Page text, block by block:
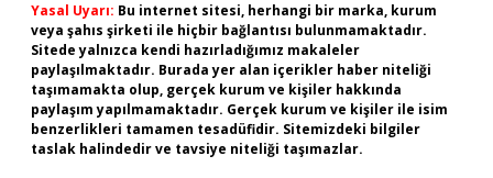
Yasal Uyarı: Bu internet sitesi, herhangi bir marka, kurum
veya şahıs şirketi ile hiçbir bağlantısı bulunmamaktadır.
Sitede yalnızca kendi hazırladığımız makaleler
paylaşılmaktadır. Burada yer alan içerikler haber niteliği
taşımamakta olup, gerçek kurum ve kişiler hakkında
paylaşım yapılmamaktadır. Gerçek kurum ve kişiler ile isim
benzerlikleri tamamen tesadüfidir. Sitemizdeki bilgiler
taslak halindedir ve tavsiye niteliği taşımazlar.